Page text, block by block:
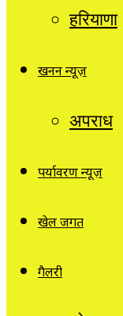
हरियाणा
खनन न्यूज़
अपराध
पर्यावरण न्यूज़
खेल जगत
गैलरी